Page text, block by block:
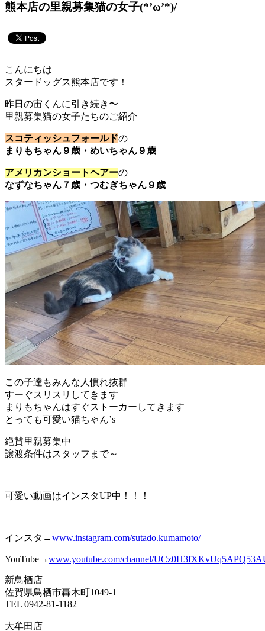
熊本店の里親募集猫の女子(*’ω’*)/
こんにちは
スタードッグス熊本店です！
昨日の宙くんに引き続き〜
里親募集猫の女子たちのご紹介
スコティッシュフォールドの
まりもちゃん９歳・めいちゃん９歳
アメリカンショートヘアーの
なずなちゃん７歳・つむぎちゃん９歳
この子達もみんな人慣れ抜群
すーぐスリスリしてきます
まりもちゃんはすぐストーカーしてきます
とっても可愛い猫ちゃん’s
絶賛里親募集中
譲渡条件はスタッフまで～
可愛い動画はインスタUP中！！！
インスタ→www.instagram.com/sutado.kumamoto/
YouTube→www.youtube.com/channel/UCz0H3fXKvUq5A
新鳥栖店
佐賀県鳥栖市轟木町1049-1
TEL 0942-81-1182
大牟田店